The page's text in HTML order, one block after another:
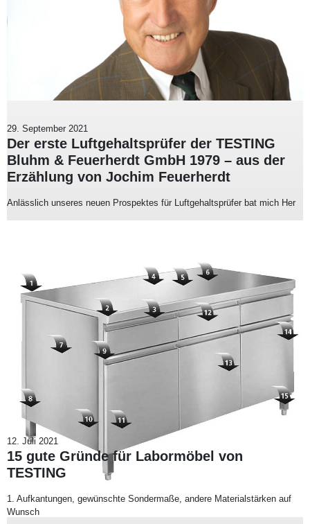
29. September 2021
Der erste Luftgehaltsprüfer der TESTING
Bluhm & Feuerherdt GmbH 1979 – aus der
Erzählung von Jochim Feuerherdt
Anlässlich unseres neuen Prospektes für Luftgehaltsprüfer bat mich Her
12. Juli 2021
15 gute Gründe für Labormöbel von
TESTING
1. Aufkantungen, gewünschte Sondermaße, andere Materialstärken auf
Wunsch